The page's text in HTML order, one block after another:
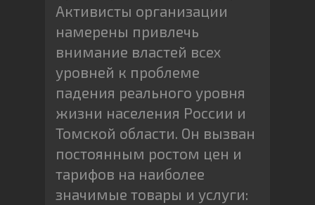
Активисты организации
намерены привлечь
внимание властей всех
уровней к проблеме
падения реального уровня
жизни населения России и
Томской области. Он вызван
постоянным ростом цен и
тарифов на наиболее
значимые товары и услуги: